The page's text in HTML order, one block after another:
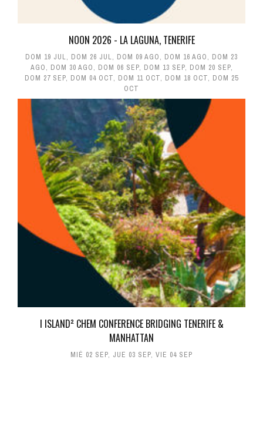
NOON 2026 - LA LAGUNA, TENERIFE
DOM 19 JUL, DOM 26 JUL, DOM 09 AGO, DOM 16 AGO, DOM 23
AGO, DOM 30 AGO, DOM 06 SEP, DOM 13 SEP, DOM 20 SEP,
DOM 27 SEP, DOM 04 OCT, DOM 11 OCT, DOM 18 OCT, DOM 25
OCT
I ISLAND² CHEM CONFERENCE BRIDGING TENERIFE &
MANHATTAN
MIÉ 02 SEP, JUE 03 SEP, VIE 04 SEP